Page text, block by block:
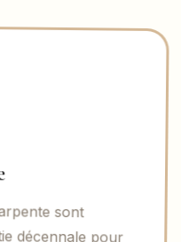
sont
pour